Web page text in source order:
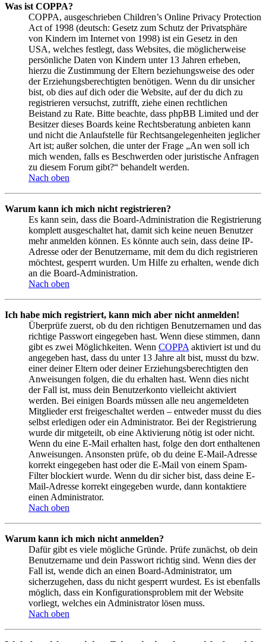
Was ist COPPA?
COPPA, ausgeschrieben Children’s Online Privacy Protection
Act of 1998 (deutsch: Gesetz zum Schutz der Privatsphäre
von Kindern im Internet von 1998) ist ein Gesetz in den
USA, welches festlegt, dass Websites, die möglicherweise
persönliche Daten von Kindern unter 13 Jahren erheben,
hierzu die Zustimmung der Eltern beziehungsweise des oder
der Erziehungsberechtigten benötigen. Wenn du dir unsicher
bist, ob dies auf dich oder die Website, auf der du dich zu
registrieren versuchst, zutrifft, ziehe einen rechtlichen
Beistand zu Rate. Bitte beachte, dass phpBB Limited und der
Besitzer dieses Boards keine Rechtsberatung anbieten kann
und nicht die Anlaufstelle für Rechtsangelegenheiten jeglicher
Art ist; außer solchen, die unter der Frage „An wen soll ich
mich wenden, falls es Beschwerden oder juristische Anfragen
zu diesem Forum gibt?“ behandelt werden.
Nach oben
Warum kann ich mich nicht registrieren?
Es kann sein, dass die Board-Administration die Registrierung
komplett ausgeschaltet hat, damit sich keine neuen Benutzer
mehr anmelden können. Es könnte auch sein, dass deine IP-
Adresse oder der Benutzername, mit dem du dich registrieren
möchtest, gesperrt wurden. Um Hilfe zu erhalten, wende dich
an die Board-Administration.
Nach oben
Ich habe mich registriert, kann mich aber nicht anmelden!
Überprüfe zuerst, ob du den richtigen Benutzernamen und das
richtige Passwort eingegeben hast. Wenn diese stimmen, dann
gibt es zwei Möglichkeiten. Wenn COPPA aktiviert ist und du
angegeben hast, dass du unter 13 Jahre alt bist, musst du bzw.
einer deiner Eltern oder deiner Erziehungsberechtigten den
Anweisungen folgen, die du erhalten hast. Wenn dies nicht
der Fall ist, muss dein Benutzerkonto vielleicht aktiviert
werden. Bei einigen Boards müssen alle neu angemeldeten
Mitglieder erst freigeschaltet werden – entweder musst du dies
selbst erledigen oder ein Administrator. Bei der Registrierung
wurde dir mitgeteilt, ob eine Aktivierung nötig ist oder nicht.
Wenn du eine E-Mail erhalten hast, folge den dort enthaltenen
Anweisungen. Ansonsten prüfe, ob du deine E-Mail-Adresse
korrekt eingegeben hast oder die E-Mail von einem Spam-
Filter blockiert wurde. Wenn du dir sicher bist, dass deine E-
Mail-Adresse korrekt eingegeben wurde, dann kontaktiere
einen Administrator.
Nach oben
Warum kann ich mich nicht anmelden?
Dafür gibt es viele mögliche Gründe. Prüfe zunächst, ob dein
Benutzername und dein Passwort richtig sind. Wenn dies der
Fall ist, wende dich an einen Board-Administrator, um
sicherzugehen, dass du nicht gesperrt wurdest. Es ist ebenfalls
möglich, dass ein Konfigurationsproblem mit der Website
vorliegt, welches ein Administrator lösen muss.
Nach oben